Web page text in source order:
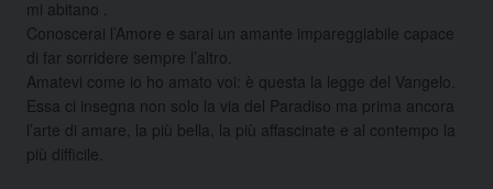
mi abitano .
Conoscerai l’Amore e sarai un amante impareggiabile capace
di far sorridere sempre l’altro.
Amatevi come io ho amato voi: è questa la legge del Vangelo.
Essa ci insegna non solo la via del Paradiso ma prima ancora
l’arte di amare, la più bella, la più affascinate e al contempo la
più difficile.